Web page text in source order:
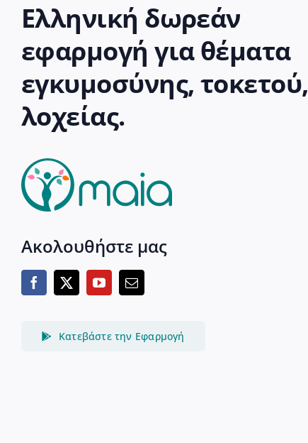
Ελληνική δωρεάν
εφαρμογή για θέματα
εγκυμοσύνης, τοκετού,
λοχείας.
Ακολουθήστε μας
Κατεβάστε την Εφαρμογή